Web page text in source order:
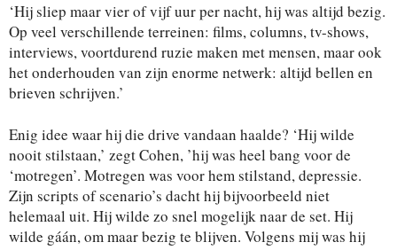
‘Hij sliep maar vier of vijf uur per nacht, hij was altijd bezig.
Op veel verschillende terreinen: films, columns, tv-shows,
interviews, voortdurend ruzie maken met mensen, maar ook
het onderhouden van zijn enorme netwerk: altijd bellen en
brieven schrijven.’
Enig idee waar hij die drive vandaan haalde? ‘Hij wilde
nooit stilstaan,’ zegt Cohen, ’hij was heel bang voor de
‘motregen’. Motregen was voor hem stilstand, depressie.
Zijn scripts of scenario’s dacht hij bijvoorbeeld niet
helemaal uit. Hij wilde zo snel mogelijk naar de set. Hij
wilde gáán, om maar bezig te blijven. Volgens mij was hij